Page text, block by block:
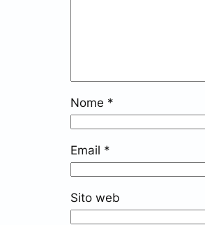
Nome *
Email *
Sito web